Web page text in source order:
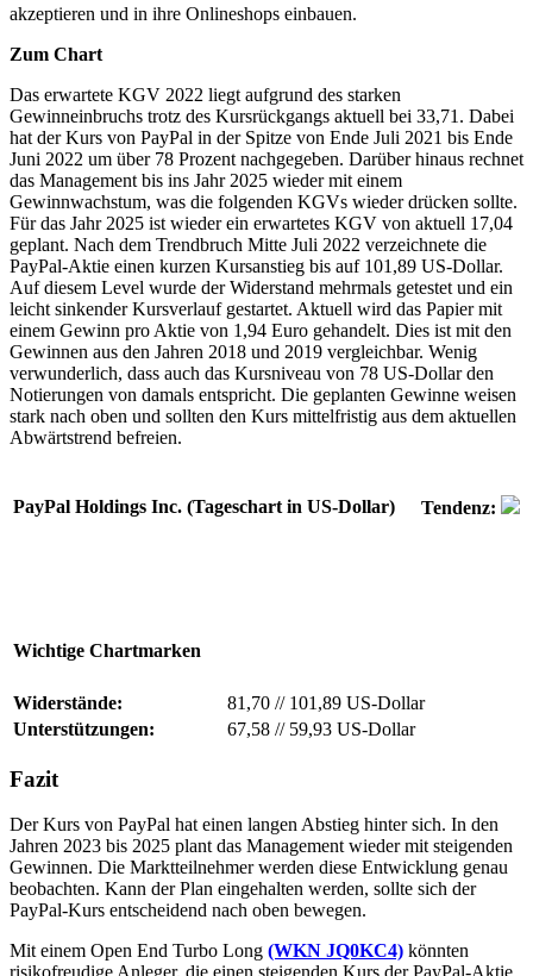
akzeptieren und in ihre Onlineshops einbauen.
Zum Chart
Das erwartete KGV 2022 liegt aufgrund des starken
Gewinneinbruchs trotz des Kursrückgangs aktuell bei 33,71. Dabei
hat der Kurs von PayPal in der Spitze von Ende Juli 2021 bis Ende
Juni 2022 um über 78 Prozent nachgegeben. Darüber hinaus rechnet
das Management bis ins Jahr 2025 wieder mit einem
Gewinnwachstum, was die folgenden KGVs wieder drücken sollte.
Für das Jahr 2025 ist wieder ein erwartetes KGV von aktuell 17,04
geplant. Nach dem Trendbruch Mitte Juli 2022 verzeichnete die
PayPal-Aktie einen kurzen Kursanstieg bis auf 101,89 US-Dollar.
Auf diesem Level wurde der Widerstand mehrmals getestet und ein
leicht sinkender Kursverlauf gestartet. Aktuell wird das Papier mit
einem Gewinn pro Aktie von 1,94 Euro gehandelt. Dies ist mit den
Gewinnen aus den Jahren 2018 und 2019 vergleichbar. Wenig
verwunderlich, dass auch das Kursniveau von 78 US-Dollar den
Notierungen von damals entspricht. Die geplanten Gewinne weisen
stark nach oben und sollten den Kurs mittelfristig aus dem aktuellen
Abwärtstrend befreien.
PayPal Holdings Inc. (Tageschart in US-Dollar) Tendenz:
Wichtige Chartmarken
Widerstände: 81,70 //101,89 US-Dollar
Unterstützungen:
67,58 //59,93 US-Dollar
Fazit
Der Kurs von PayPal hat einen langen Abstieg hinter sich. In den
Jahren 2023 bis 2025 plant das Management wieder mit steigenden
Gewinnen. Die Marktteilnehmer werden diese Entwicklung genau
beobachten. Kann der Plan eingehalten werden, sollte sich der
PayPal-Kurs entscheidend nach oben bewegen.
Mit einem Open End Turbo Long (WKN JQ0KC4) könnten